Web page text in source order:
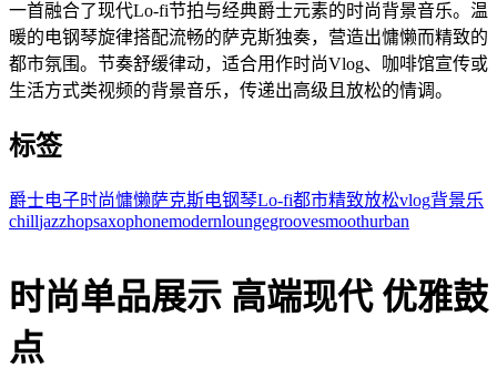
一首融合了现代Lo-fi节拍与经典爵士元素的时尚背景音乐。温
暖的电钢琴旋律搭配流畅的萨克斯独奏，营造出慵懒而精致的
都市氛围。节奏舒缓律动，适合用作时尚Vlog、咖啡馆宣传或
生活方式类视频的背景音乐，传递出高级且放松的情调。
标签
爵士电子时尚慵懒萨克斯电钢琴Lo-fi都市精致放松vlog背景乐
chilljazzhopsaxophonemodernloungegroovesmoothurban
时尚单品展示 高端现代 优雅鼓
点